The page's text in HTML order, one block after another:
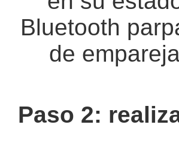
Bluetooth
de
Paso 2: